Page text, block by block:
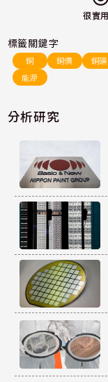
很實
標籤關鍵字
銅 銅價 銅礦
能源
分析研究